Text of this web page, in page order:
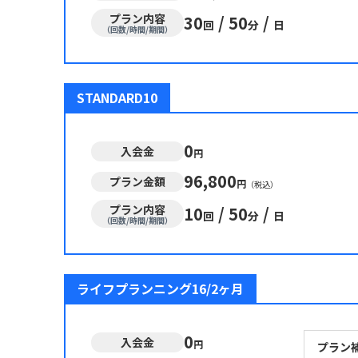
プラン内容
（回数/時間/期間） 30回 / 50分 / 日
STANDARD10
入会金 0円
プラン金額 96,800円 （税込）
プラン内容
（回数/時間/期間） 10回 / 50分 / 日
ライフプランニング16/2ヶ月
入会金 0円 プラン